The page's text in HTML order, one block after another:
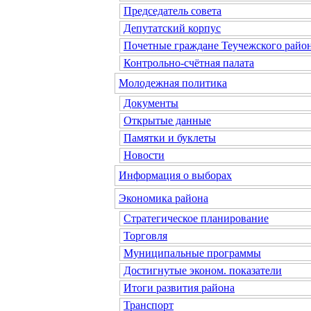
Председатель совета
Депутатский корпус
Почетные граждане Теучежского
Контрольно-счётная палата
Молодежная политика
Документы
Открытые данные
Памятки и буклеты
Новости
Информация о выборах
Экономика района
Стратегическое планирование
Торговля
Муниципальные программы
Достигнутые эконом. показатели
Итоги развития района
Транспорт